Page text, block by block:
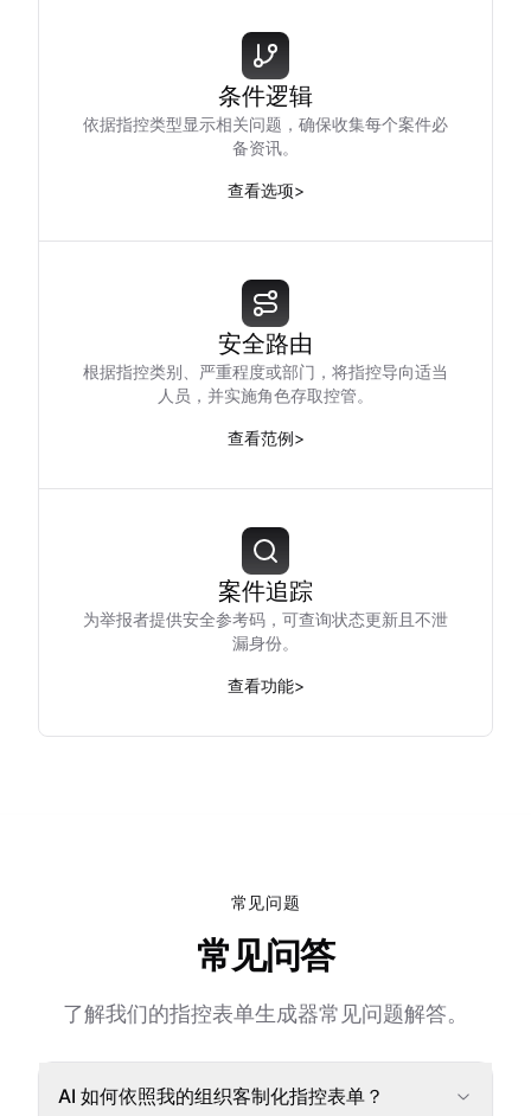
条件逻辑
依据指控类型显示相关问题，确保收集每个案件必
备资讯。
查看选项>
安全路由
根据指控类别、严重程度或部门，将指控导向适当
人员，并实施角色存取控管。
查看范例>
案件追踪
为举报者提供安全参考码，可查询状态更新且不泄
漏身份。
查看功能>
常见问题
常见问答
了解我们的指控表单生成器常见问题解答。
AI 如何依照我的组织客制化指控表单？